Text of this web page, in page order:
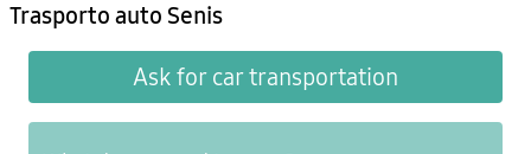
Trasporto auto Senis
Ask for car transportation